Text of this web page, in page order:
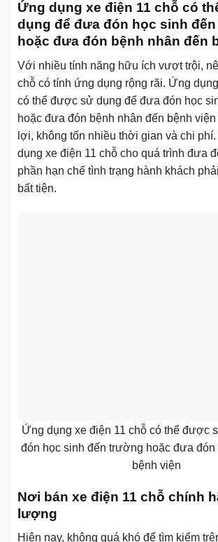
Ứng dụng xe điện 11 chỗ có
dụng để đưa đón học sinh
hoặc đưa đón bệnh nhân đến
Với nhiều tính năng hữu ích vượt trội,
chỗ có tính ứng dụng rộng rãi. Ứng
có thể được sử dụng để đưa đón học
hoặc đưa đón bệnh nhân đến bệnh
lợi, không tốn nhiều thời gian và chi
dụng xe điện 11 chỗ cho quá trình đưa
phần hạn chế tình trạng hành khách
bất tiện.
Ứng dụng xe điện 11 chỗ có thể được
đón học sinh đến trường hoặc đưa đón
bệnh viện
Nơi bán xe điện 11 chỗ chính
lượng
Hiện nay, không quá khó để tìm kiếm